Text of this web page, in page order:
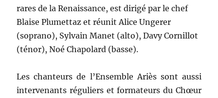
rares de la Renaissance, est dirigé par le chef
Blaise Plumettaz et réunit Alice Ungerer
(soprano), Sylvain Manet (alto), Davy Cornillot
(ténor), Noé Chapolard (basse).
Les chanteurs de l’Ensemble Ariès sont aussi
intervenants réguliers et formateurs du Chœur